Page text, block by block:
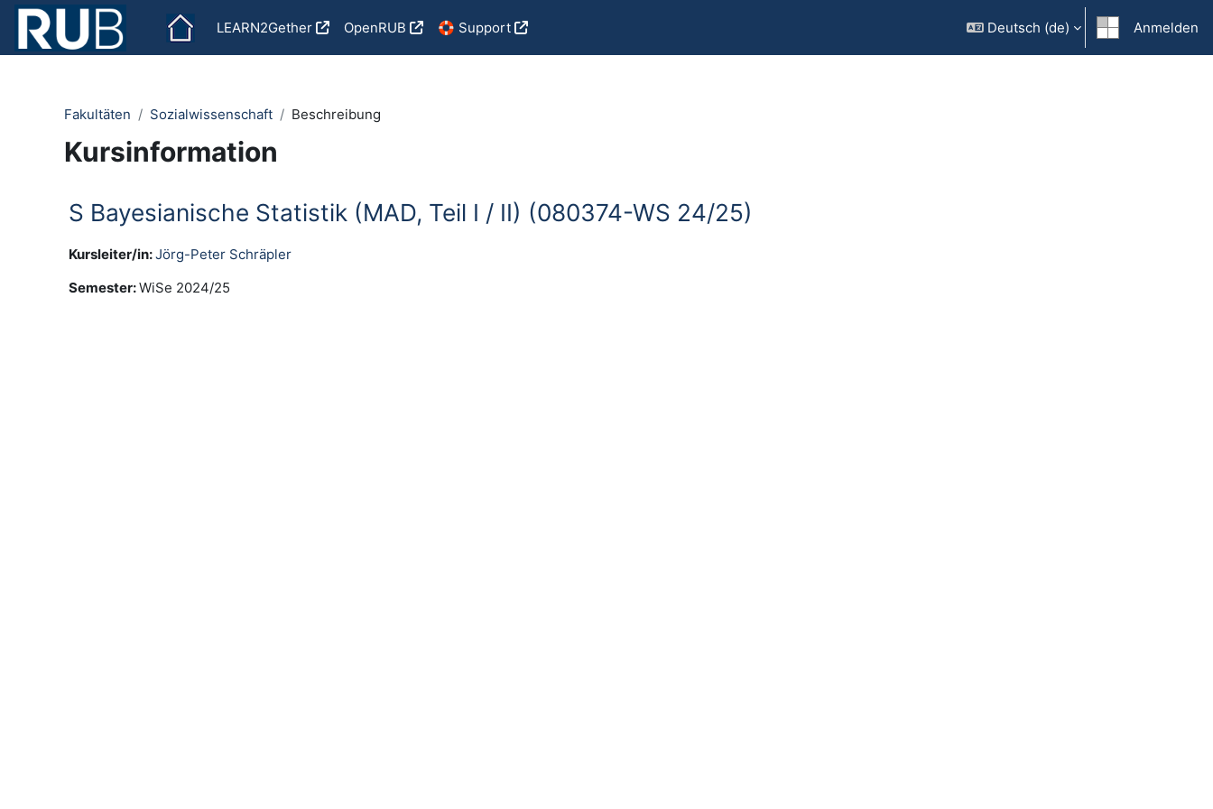
Zum Hauptinhalt
LEARN2Gether
OpenRUB 🛟 Support Deutsch ‎(de)‎ Anmelden
Fakultäten Sozialwissenschaft Beschreibung
Kursinformation
S Bayesianische Statistik (MAD, Teil I / II) (080374-WS 24/25)
Kursleiter/in:Jörg-Peter Schräpler
Semester:WiSe 2024/25